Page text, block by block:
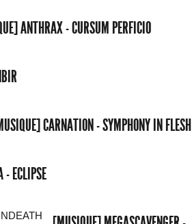
ANTHRAX - CURSUM PERFICIO
CARNATION - SYMPHONY IN FLESH
ECLIPSE